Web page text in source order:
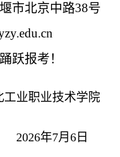
市北京中路38号
跃报考！
工业职业技术学院
2026年7月6 日